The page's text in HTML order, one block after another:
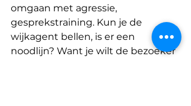
omgaan met agressie,
gesprekstraining. Kun je de
wijkagent bellen, is er een
noodlijn? Want je wilt de bezoeker